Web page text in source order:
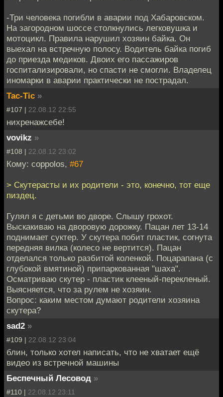
-Три человека погибли в аварии под Хабаровском.
На загородном шоссе столкнулись легковушка и
мотоцикл. Правила нарушил хозяин байка. Он
выехал на встречную полосу. Водитель байка погиб
до приезда медиков. Двоих его пассажиров
госпитализировали, но спасти не смогли. Владелец
иномарки в аварии практически не пострадал.
Tac-Tic »
#107 | 22.08.12 22:55
нихренажсебе!
vovikz »
#108 | 22.08.12 23:02
Кому: coppolos, #67
> Скутерасты и их родители - это, конечно, тот еще
пиздец.
Гулял я с детьми во дворе. Слышу грохот.
Выскакиваю на дворовую дорожку. Пацан лет 13-14
поднимает суктер. У скутера побит пластик, согнута
передняя вилка (колесо не вертится). Пацан
отделался только разбитой коленкой. Поцарапана (с
глубокой вмятиной) припаркованная "шаха".
Осматриваю скутер - пластик клееный-перекленый.
Выясняется, что за рулем не хозяин.
Вопрос: каким местом думают родители хозяина
скутера?
sad2 »
#109 | 22.08.12 23:04
блин, только хотел написать, что не хватает ещё
видео из встречной машины
Беспечный Лесовод »
#110 | 22.08.12 23:11